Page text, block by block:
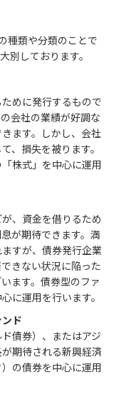
種類や分類のことで
別しております。
めに発行するもので
会社の業績が好調な
ます。しかし、会社
、損失を被ります。
株式」を中心に運用
、資金を借りるため
が期待できます。満
すが、債券発行企業
きない状況に陥った
ます。債券型のファ
に運用を行います。
ド
債券）、またはアジ
期待される新興経済
の債券を中心に運用